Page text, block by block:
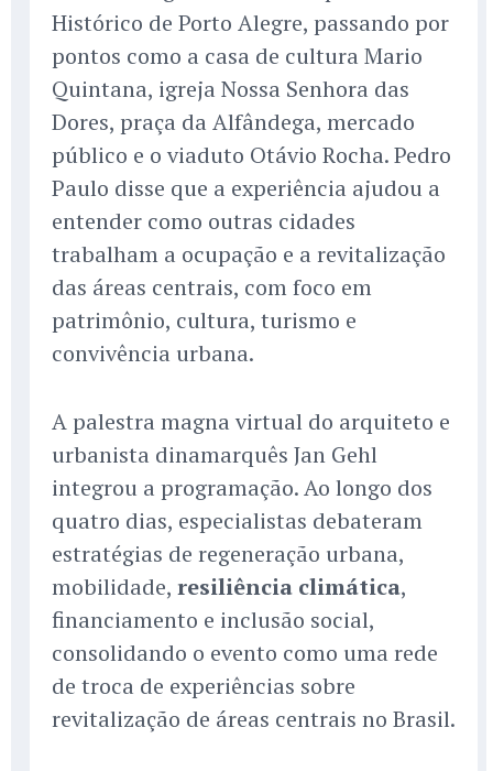
Histórico de Porto Alegre, passando por
pontos como a casa de cultura Mario
Quintana, igreja Nossa Senhora das
Dores, praça da Alfândega, mercado
público e o viaduto Otávio Rocha. Pedro
Paulo disse que a experiência ajudou a
entender como outras cidades
trabalham a ocupação e a revitalização
das áreas centrais, com foco em
patrimônio, cultura, turismo e
convivência urbana.
A palestra magna virtual do arquiteto e
urbanista dinamarquês Jan Gehl
integrou a programação. Ao longo dos
quatro dias, especialistas debateram
estratégias de regeneração urbana,
mobilidade, resiliência climática,
financiamento e inclusão social,
consolidando o evento como uma rede
de troca de experiências sobre
revitalização de áreas centrais no Brasil.